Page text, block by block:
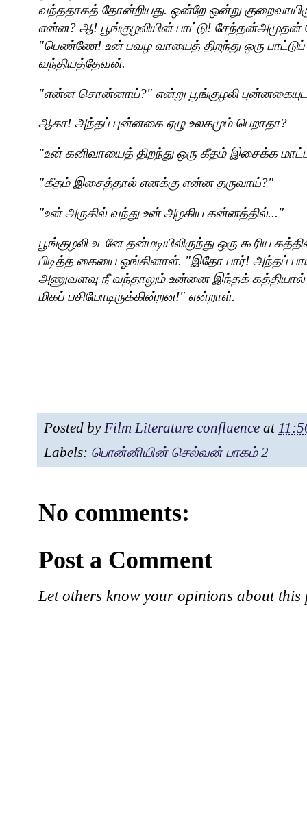
வந்ததாகத் தோன்றியது. ஒன்றே ஒன்று
என்ன? ஆ! பூங்குழலியின் பாட்டு!
"பெண்ணே! உன் பவழ வாயைத் திறந்து ஒரு பாட்டுப்
வந்தியத்தேவன்.
"என்ன சொன்னாய்?" என்று பூங்குழலி
ஆகா! அந்தப் புன்னகை ஏழு உலகமும் பெறாதா?
"உன் கனிவாயைத் திறந்து ஒரு கீதம் இசைக்க
"கீதம் இசைத்தால் எனக்கு என்ன தருவாய்?"
"உன் அருகில் வந்து உன் அழகிய கன்னத்தில்..."
பூங்குழலி உடனே தன்மடியிலிருந்து ஒரு கூரிய
பிடித்த கையை ஓங்கினாள். "இதோ பார்! அந்தப்
அணுவளவு நீ வந்தாலும் உன்னை இந்தக் கத்தியால்
மிகப் பசியோடிருக்கின்றன!" என்றாள்.
Posted by Film Literature confluence at
Labels: பொன்னியின் செல்வன் பாகம் 2
No comments:
Post a Comment
Let others know your opinions about this